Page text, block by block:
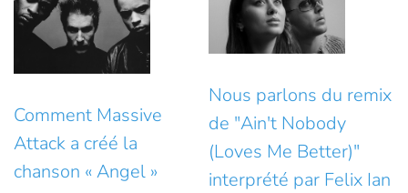
Comment Massive
Attack a créé la
chanson « Angel »
Nous parlons du remix
de "Ain't Nobody
(Loves Me Better)"
interprété par Felix Ian